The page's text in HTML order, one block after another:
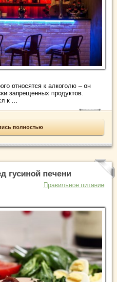
относятся к алкоголю – он
запрещенных продуктов.
к ...
полностью
гусиной печени
Правильное питание